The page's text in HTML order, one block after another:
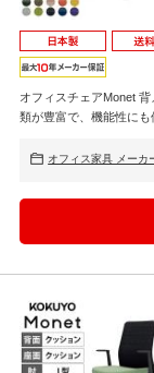
オフィスチェアMonet
類が豊富で、機能性にも
オフィス家具 メーカ